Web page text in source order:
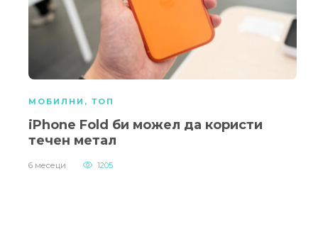
МОБИЛНИ , ТОП
iPhone Fold би можел да користи
течен метал
6 месеци 1205